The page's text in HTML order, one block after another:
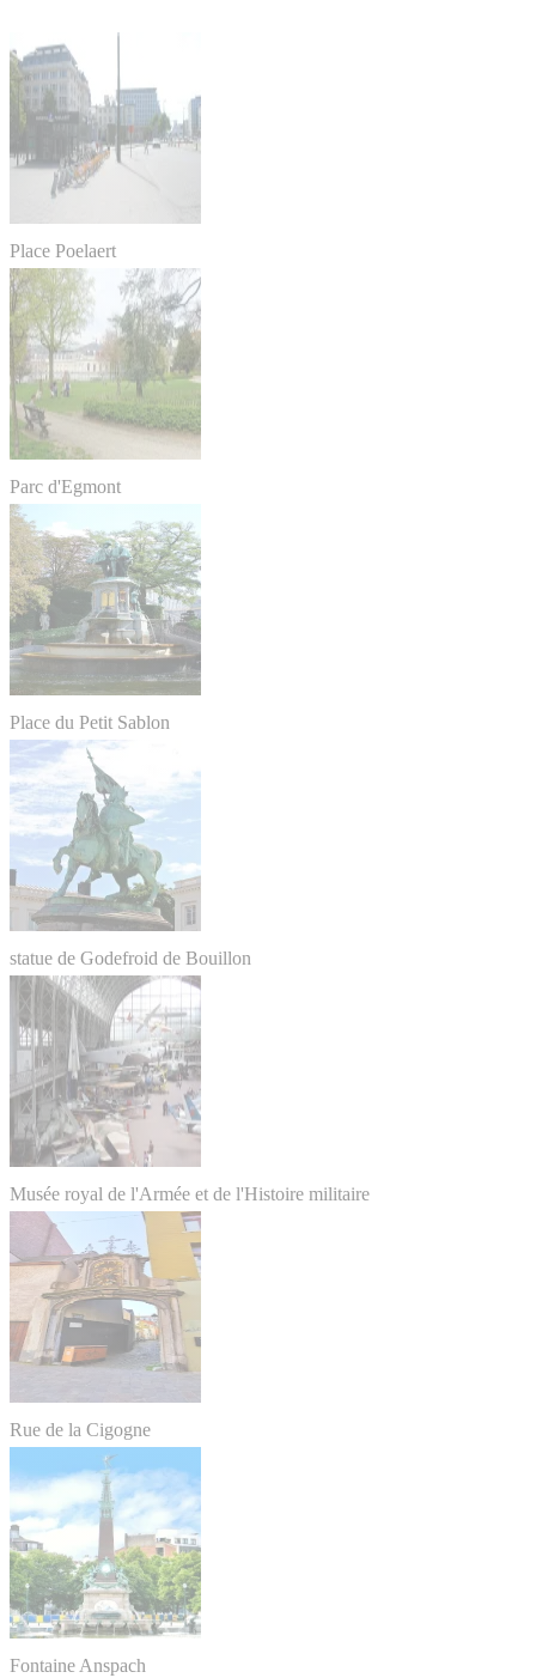
Place Poelaert
Parc d'Egmont
Place du Petit Sablon
statue de Godefroid de Bouillon
Musée royal de l'Armée et de l'Histoire militaire
Rue de la Cigogne
Fontaine Anspach